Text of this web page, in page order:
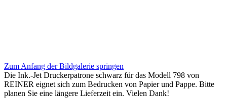
Zum Anfang der Bildgalerie springen
Die Ink.-Jet Druckerpatrone schwarz für das Modell 798 von
REINER eignet sich zum Bedrucken von Papier und Pappe. Bitte
planen Sie eine längere Lieferzeit ein. Vielen Dank!